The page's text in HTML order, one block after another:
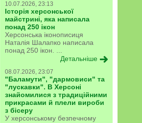
10.07.2026, 23:13
Історія херсонської
майстрині, яка написала
понад 250 ікон
Херсонська іконописиця
Наталія Шалапко написала
понад 250 ікон. ...
Детальніше
08.07.2026, 23:07
"Баламути", "дармовиси" та
"лускавки". В Херсоні
знайомилися з традиційними
прикрасами й плели вироби
з бісеру
У херсонському безпечному